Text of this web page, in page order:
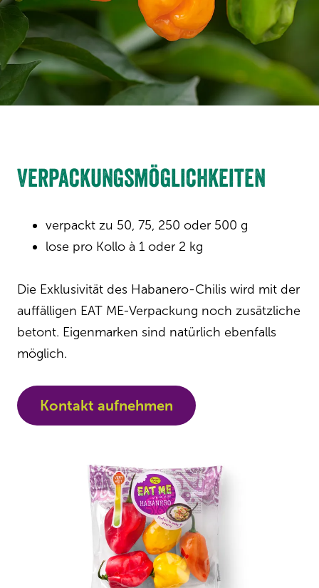
Verpackungsmöglichkeiten
verpackt zu 50, 75, 250 oder 500 g
lose pro Kollo à 1 oder 2 kg
Die Exklusivität des Habanero-Chilis wird mit der
auffälligen EAT ME-Verpackung noch zusätzliche
betont. Eigenmarken sind natürlich ebenfalls
möglich.
Kontakt aufnehmen